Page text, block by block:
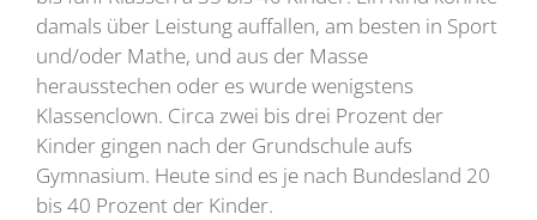
damals über Leistung auffallen, am besten in Sport
und/oder Mathe, und aus der Masse
herausstechen oder es wurde wenigstens
Klassenclown. Circa zwei bis drei Prozent der
Kinder gingen nach der Grundschule aufs
Gymnasium. Heute sind es je nach Bundesland 20
bis 40 Prozent der Kinder.